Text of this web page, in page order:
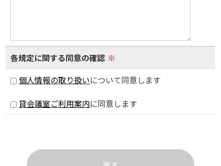
各規定に関する同意の確認 ※
個人情報の取り扱いについて同意します
貸会議室ご利用案内に同意します